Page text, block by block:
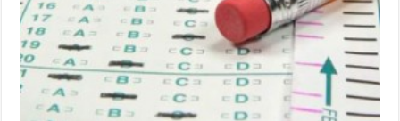
مغلقة